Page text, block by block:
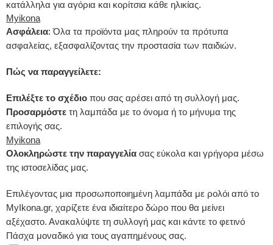
κατάλληλα για αγόρια και κορίτσια κάθε ηλικίας.
Myikona
Ασφάλεια:Όλα τα προϊόντα μας πληρούν τα πρότυπα
ασφαλείας, εξασφαλίζοντας την προστασία των παιδιών.
Πώς να παραγγείλετε:
Επιλέξτε το σχέδιο που σας αρέσει από τη συλλογή μας.
Προσαρμόστε τη λαμπάδα με το όνομα ή το μήνυμα της
επιλογής σας.
Myikona
Ολοκληρώστε την παραγγελία σας εύκολα και γρήγορα μέσω
της ιστοσελίδας μας.
Επιλέγοντας μια προσωποποιημένη λαμπάδα με ρολόι από το
MyIkona.gr, χαρίζετε ένα ιδιαίτερο δώρο που θα μείνει
αξέχαστο. Ανακαλύψτε τη συλλογή μας και κάντε το φετινό
Πάσχα μοναδικό για τους αγαπημένους σας.